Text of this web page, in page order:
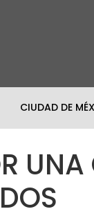
CIUDAD DE
UNA